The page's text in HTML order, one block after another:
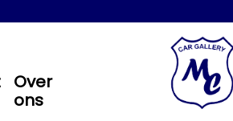
Over
ons